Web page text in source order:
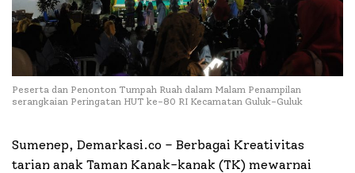
Peserta dan Penonton Tumpah Ruah dalam Malam Penampilan
serangkaian Peringatan HUT ke-80 RI Kecamatan Guluk-Guluk
Sumenep, Demarkasi.co – Berbagai Kreativitas
tarian anak Taman Kanak-kanak (TK) mewarnai